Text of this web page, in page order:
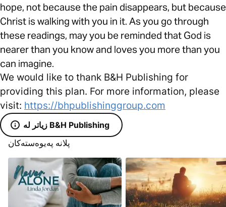
hope, not because the pain disappears, but because
Christ is walking with you in it. As you go through
these readings, may you be reminded that God is
nearer than you know and loves you more than you
can imagine.
We would like to thank B&H Publishing for
providing this plan. For more information, please
visit: https://bhpublishinggroup.com
زیاتر لە B&H Publishing
پلانە پەیوەستەکان